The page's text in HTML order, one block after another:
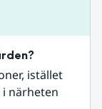
istället
närheten